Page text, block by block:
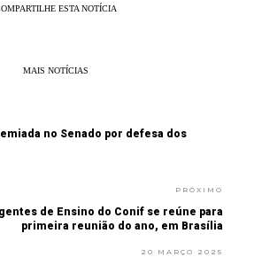
ESTA NOTÍCIA
MAIS NOTÍCIAS
no Senado por defesa dos
PRÓXIMO
de Ensino do Conif se reúne para
primeira reunião do ano, em Brasília
20 MARÇO 2025